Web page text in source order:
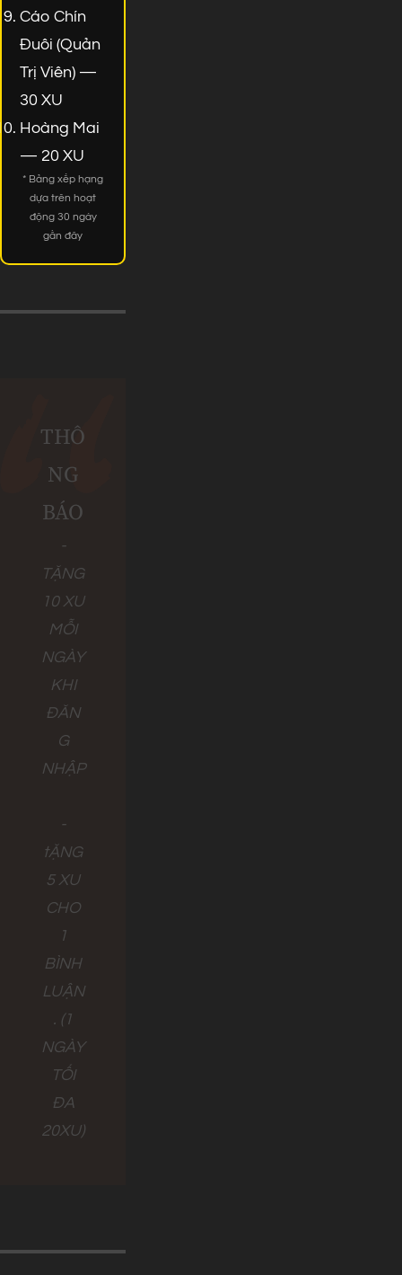
Cáo Chín
Đuôi (Quản
Trị Viên) —
30 XU
Hoàng Mai
— 20 XU
* Bảng xếp hạng
dựa trên hoạt
động 30 ngày
gần đây
THÔ
NG
BÁO
-
TẶNG
10 XU
MỖI
NGÀY
KHI
ĐĂN
G
NHẬP
-
tẶNG
5 XU
CHO
1
BÌNH
LUẬN
. (1
NGÀY
TỐI
ĐA
20XU)